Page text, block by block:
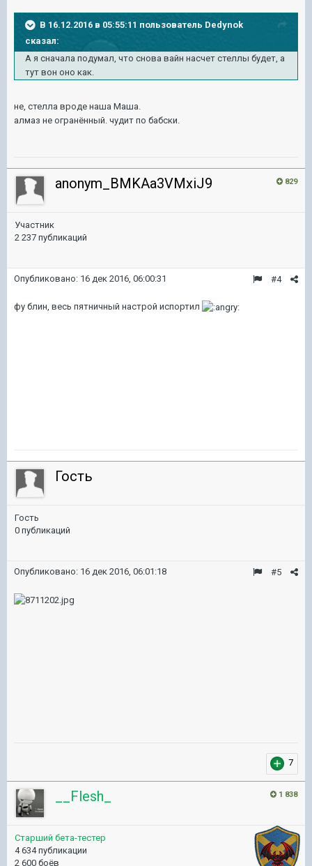
В 16.12.2016 в 05:55:11 пользователь Dedynok
сказал:
А я сначала подумал, что снова вайн насчет стеллы будет, а
тут вон оно как.
не, стелла вроде наша Маша.
алмаз не огранённый. чудит по бабски.
829
anonym_BMKAa3VMxiJ9
Участник
2 237 публикаций
#4
Опубликовано: 16 дек 2016, 06:00:31
фу блин, весь пятничный настрой испортил
Гость
Гость
0 публикаций
#5
Опубликовано: 16 дек 2016, 06:01:18
7
1 838
__Flesh_
Старший бета-тестер
4 634 публикации
2 600 боёв